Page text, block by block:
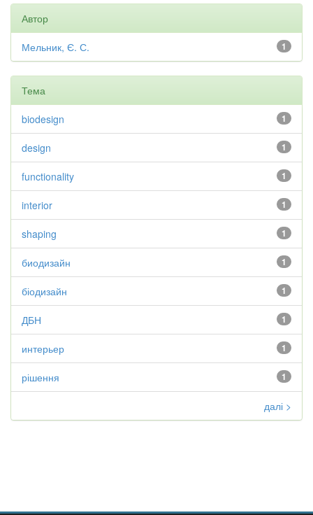
Автор
1
Мельник, Є. С.
Тема
1
biodesign
1
design
1
functionality
1
interior
1
shaping
1
биодизайн
1
біодизайн
1
ДБН
1
интерьер
1
рішення
далі >